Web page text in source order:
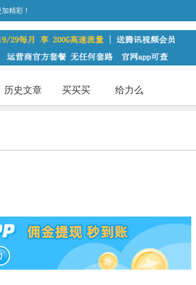
精彩！
历史文章 买买买 给力么